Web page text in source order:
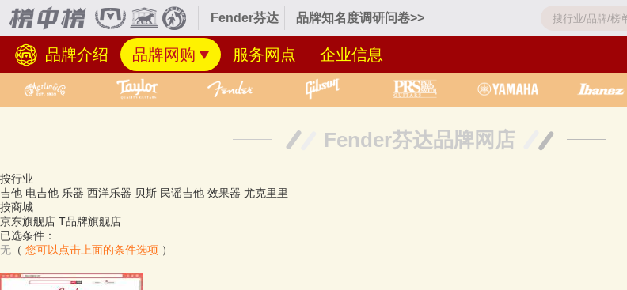
Fender芬达 品牌知名度调研问卷>>
品牌介绍 品牌网购 服务网点 企业信息
Fender芬达品牌网店
按行业
吉他 电吉他 乐器 西洋乐器 贝斯 民谣吉他 效果器 尤克里里
按商城
京东旗舰店 T品牌旗舰店
已选条件：
无 （ 您可以点击上面的条件选项 ）